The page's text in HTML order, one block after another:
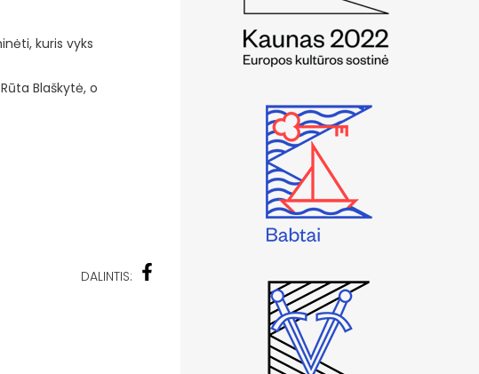
kuris vyks
Blaškytė, o
DALINTIS: